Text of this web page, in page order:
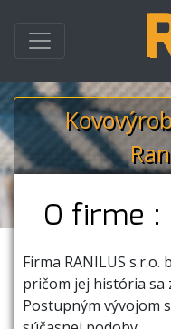
O firme :
Firma RANILUS
pričom jej história sa
Postupným vývojom